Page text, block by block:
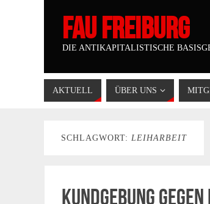
FAU FREIBURG
DIE ANTIKAPITALISTISCHE
AKTUELL ÜBER UNS
SCHLAGWORT: LEIHARBEIT
Kundgebung